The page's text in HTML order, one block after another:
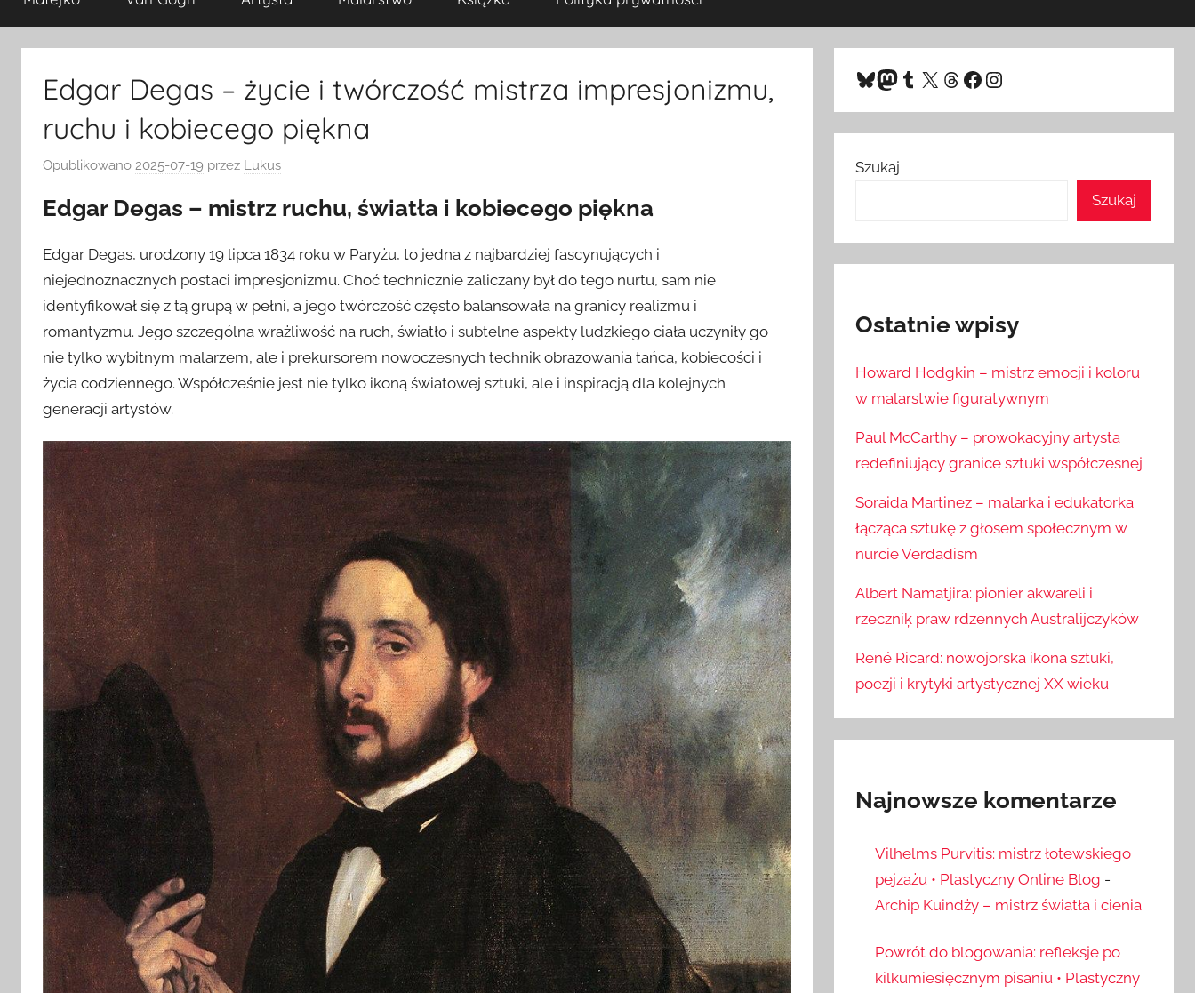
Edgar Degas – życie i twórczość mistrza impresjonizmu,
ruchu i kobiecego piękna
Opublikowano 2025-07-19 przez Lukus
Edgar Degas – mistrz ruchu, światła i kobiecego piękna
Edgar Degas, urodzony 19 lipca 1834 roku w Paryżu, to jedna z najbardziej fascynujących i
niejednoznacznych postaci impresjonizmu. Choć technicznie zaliczany był do tego nurtu, sam nie
identyfikował się z tą grupą w pełni, a jego twórczość często balansowała na granicy realizmu i
romantyzmu. Jego szczególna wrażliwość na ruch, światło i subtelne aspekty ludzkiego ciała uczyniły go
nie tylko wybitnym malarzem, ale i prekursorem nowoczesnych technik obrazowania tańca, kobiecości i
życia codziennego. Współcześnie jest nie tylko ikoną światowej sztuki, ale i inspiracją dla kolejnych
generacji artystów.
Bluesky
Mastodon
Tumblr
X Threads
Facebook
Instagram
Szukaj
Szukaj
Ostatnie wpisy
Howard Hodgkin – mistrz emocji i koloru
w malarstwie figuratywnym
Paul McCarthy – prowokacyjny artysta
redefiniujący granice sztuki współczesnej
Soraida Martinez – malarka i edukatorka
łącząca sztukę z głosem społecznym w
nurcie Verdadism
Albert Namatjira: pionier akwareli i
rzeczniķ praw rdzennych Australijczyków
René Ricard: nowojorska ikona sztuki,
poezji i krytyki artystycznej XX wieku
Najnowsze komentarze
Vilhelms Purvitis: mistrz łotewskiego
pejzażu • Plastyczny Online Blog -
Archip Kuindży – mistrz światła i cienia
Powrót do blogowania: refleksje po
kilkumiesięcznym pisaniu • Plastyczny